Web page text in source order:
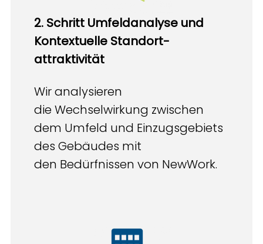
2. Schritt​ Umfeldanalyse und
Kontextuelle Standort-
attraktivität
Wir analysieren
die Wechselwirkung zwischen
dem Umfeld und Einzugsgebiets
des Gebäudes mit
den Bedürfnissen von NewWork.